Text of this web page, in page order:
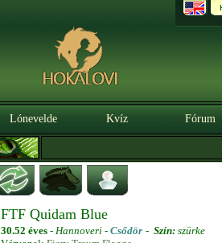
Lónevelde Kvíz Fórum
FTF Quidam Blue
30.52 éves - Hannoveri - Csődör - Szín: szürke